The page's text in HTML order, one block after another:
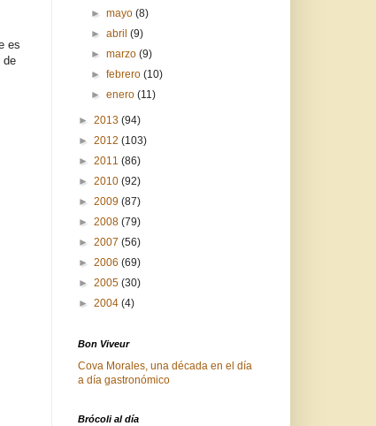
es
de
►mayo(8)
►abril(9)
►marzo(9)
►febrero(10)
►enero(11)
► 2013 (94)
► 2012 (103)
► 2011 (86)
► 2010 (92)
► 2009 (87)
► 2008 (79)
► 2007 (56)
► 2006 (69)
► 2005 (30)
► 2004 (4)
Bon Viveur
Cova Morales, una década en el día
a día gastronómico
Brócoli al día